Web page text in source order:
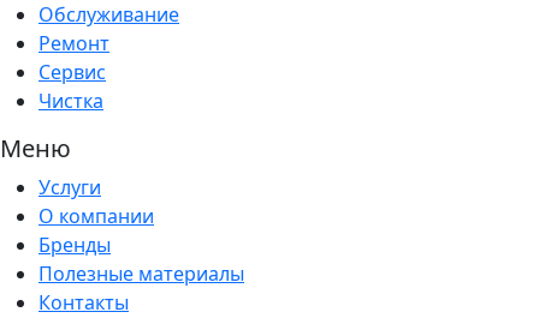
Обслуживание
Ремонт
Сервис
Чистка
Меню
Услуги
О компании
Бренды
Полезные материалы
Контакты